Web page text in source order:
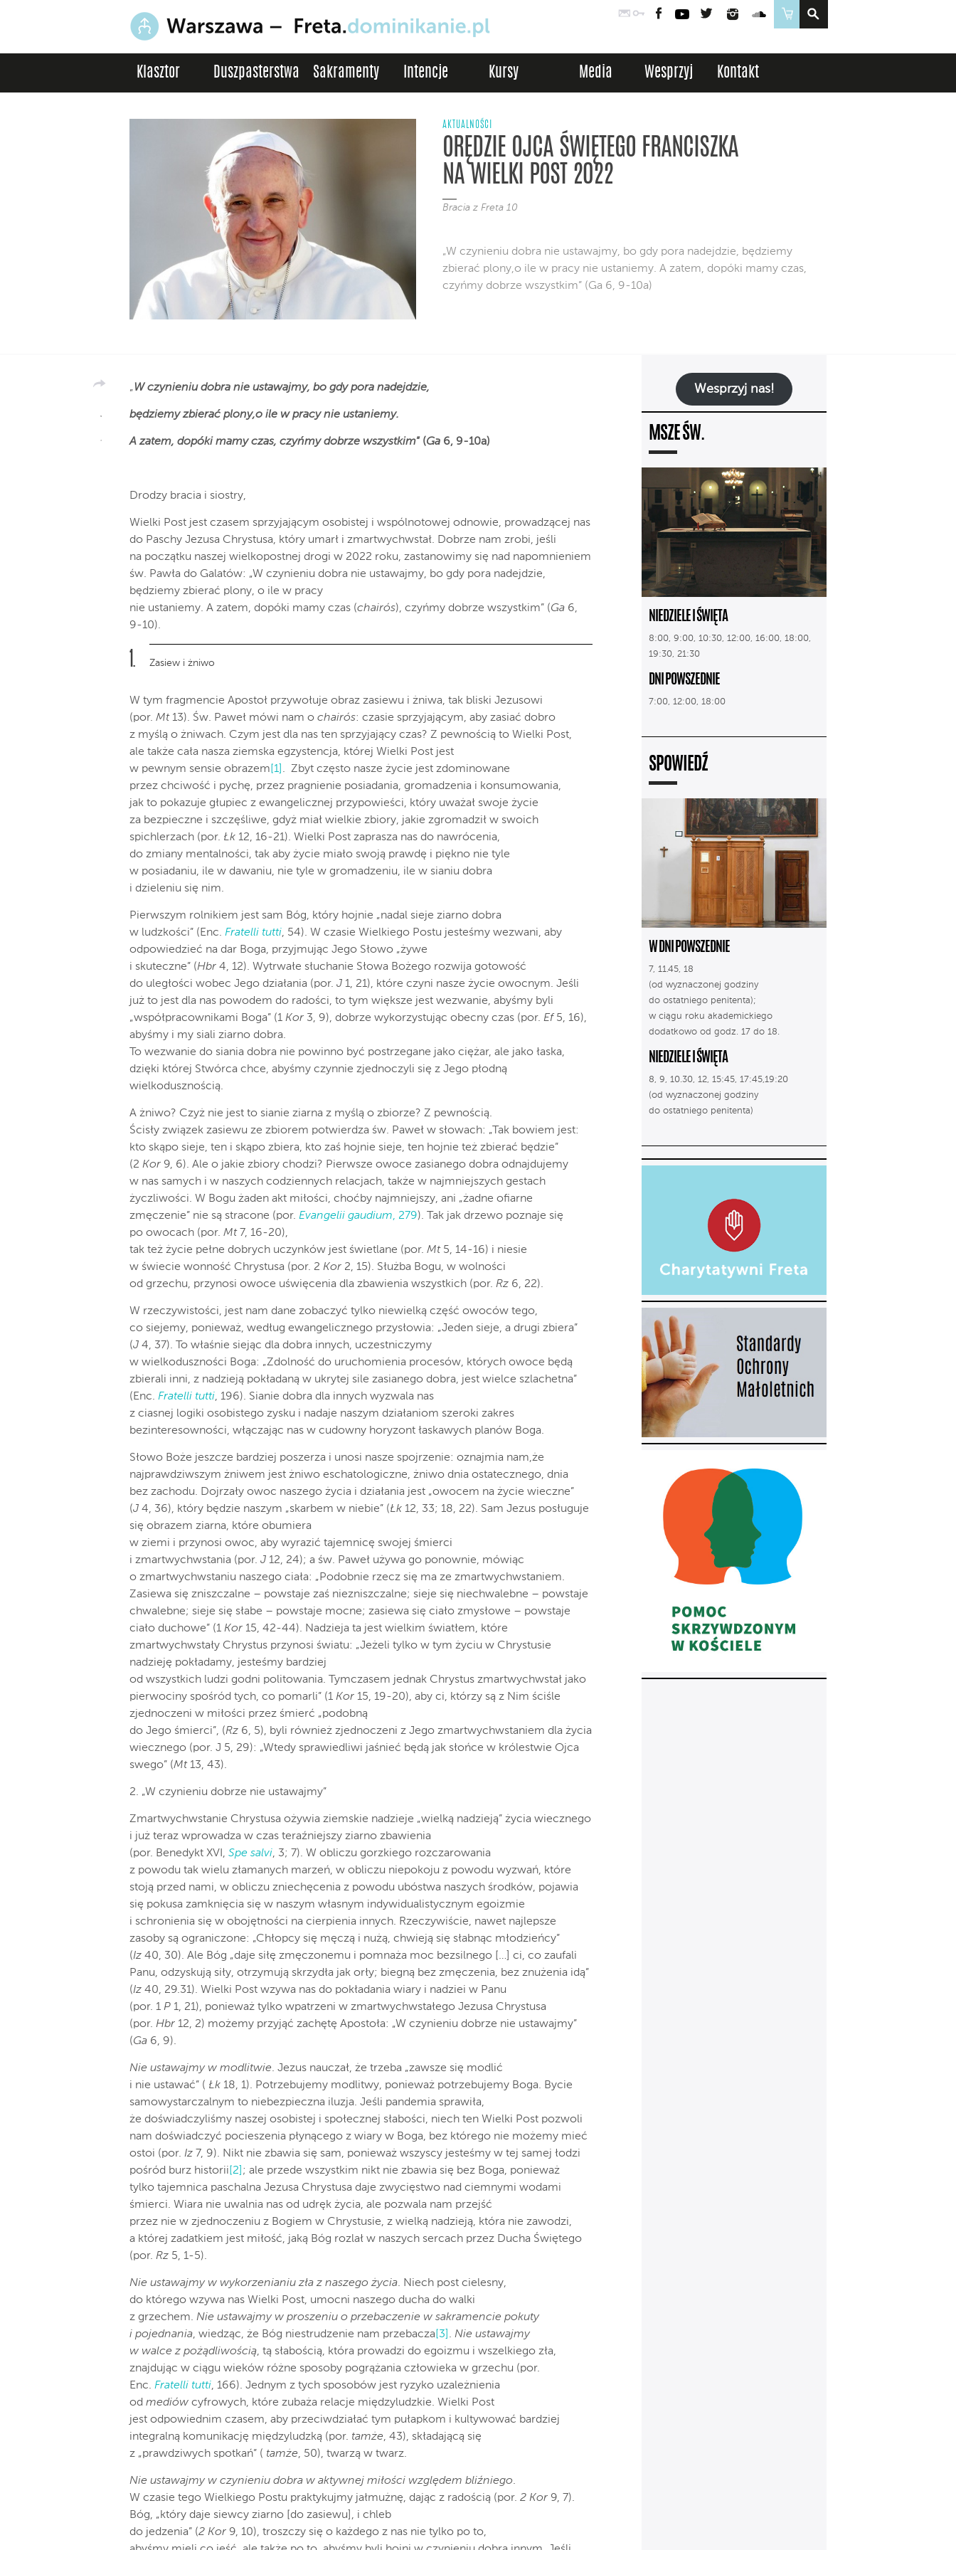
PocztaLogowanie
FacebookYouTubeTwitter InstagramSoundCloud
Sklep
Klasztor Duszpasterstwa Sakramenty Intencje Kursy Media Wesprzyj Kontakt
AKTUALNOŚCI
ORĘDZIE OJCA ŚWIĘTEGO FRANCISZKA
NA WIELKI POST 2022
Bracia z Freta 10
„W czynieniu dobra nie ustawajmy, bo gdy pora nadejdzie, będziemy
zbierać plony,o ile w pracy nie ustaniemy. A zatem, dopóki mamy czas,
czyńmy dobrze wszystkim” (Ga 6, 9-10a)
„W czynieniu dobra nie ustawajmy, bo gdy pora nadejdzie,
będziemy zbierać plony,o ile w pracy nie ustaniemy.
A zatem, dopóki mamy czas, czyńmy dobrze wszystkim” (Ga 6, 9-10a)
Drodzy bracia i siostry,
Wielki Post jest czasem sprzyjającym osobistej i wspólnotowej odnowie, prowadzącej nas
do Paschy Jezusa Chrystusa, który umarł i zmartwychwstał. Dobrze nam zrobi, jeśli
na początku naszej wielkopostnej drogi w 2022 roku, zastanowimy się nad napomnieniem
św. Pawła do Galatów: „W czynieniu dobra nie ustawajmy, bo gdy pora nadejdzie,
będziemy zbierać plony, o ile w pracy
nie ustaniemy. A zatem, dopóki mamy czas (chairós), czyńmy dobrze wszystkim” (Ga 6,
9-10).
Zasiew i żniwo
W tym fragmencie Apostoł przywołuje obraz zasiewu i żniwa, tak bliski Jezusowi
(por. Mt13). Św. Paweł mówi nam o chairós: czasie sprzyjającym, aby zasiać dobro
z myślą o żniwach. Czym jest dla nas ten sprzyjający czas? Z pewnością to Wielki Post,
ale także cała nasza ziemska egzystencja, której Wielki Post jest
w pewnym sensie obrazem [1] . Zbyt często nasze życie jest zdominowane
przez chciwość i pychę, przez pragnienie posiadania, gromadzenia i konsumowania,
jak to pokazuje głupiec z ewangelicznej przypowieści, który uważał swoje życie
za bezpieczne i szczęśliwe, gdyż miał wielkie zbiory, jakie zgromadził w swoich
spichlerzach (por. Łk 12, 16-21). Wielki Post zaprasza nas do nawrócenia,
do zmiany mentalności, tak aby życie miało swoją prawdę i piękno nie tyle
w posiadaniu, ile w dawaniu, nie tyle w gromadzeniu, ile w sianiu dobra
i dzieleniu się nim.
Pierwszym rolnikiem jest sam Bóg, który hojnie „nadal sieje ziarno dobra
w ludzkości” (Enc. Fratelli tutti, 54). W czasie Wielkiego Postu jesteśmy wezwani, aby
odpowiedzieć na dar Boga, przyjmując Jego Słowo „żywe
i skuteczne” (Hbr 4, 12). Wytrwałe słuchanie Słowa Bożego rozwija gotowość
do uległości wobec Jego działania (por. J 1, 21), które czyni nasze życie owocnym. Jeśli
już to jest dla nas powodem do radości, to tym większe jest wezwanie, abyśmy byli
„współpracownikami Boga” (1 Kor 3, 9), dobrze wykorzystując obecny czas (por. Ef 5, 16),
abyśmy i my siali ziarno dobra.
To wezwanie do siania dobra nie powinno być postrzegane jako ciężar, ale jako łaska,
dzięki której Stwórca chce, abyśmy czynnie zjednoczyli się z Jego płodną
wielkodusznością.
A żniwo? Czyż nie jest to sianie ziarna z myślą o zbiorze? Z pewnością.
Ścisły związek zasiewu ze zbiorem potwierdza św. Paweł w słowach: „Tak bowiem jest:
kto skąpo sieje, ten i skąpo zbiera, kto zaś hojnie sieje, ten hojnie też zbierać będzie”
(2 Kor 9, 6). Ale o jakie zbiory chodzi? Pierwsze owoce zasianego dobra odnajdujemy
w nas samych i w naszych codziennych relacjach, także w najmniejszych gestach
życzliwości. W Bogu żaden akt miłości, choćby najmniejszy, ani „żadne ofiarne
zmęczenie” nie są stracone (por. Evangelii gaudium, 279). Tak jak drzewo poznaje się
po owocach (por. Mt7, 16-20),
tak też życie pełne dobrych uczynków jest świetlane (por. Mt5, 14-16) i niesie
w świecie wonność Chrystusa (por. 2 Kor 2, 15). Służba Bogu, w wolności
od grzechu, przynosi owoce uświęcenia dla zbawienia wszystkich (por. Rz 6, 22).
W rzeczywistości, jest nam dane zobaczyć tylko niewielką część owoców tego,
co siejemy, ponieważ, według ewangelicznego przysłowia: „Jeden sieje, a drugi zbiera”
(J 4, 37). To właśnie siejąc dla dobra innych, uczestniczymy
w wielkoduszności Boga: „Zdolność do uruchomienia procesów, których owoce będą
zbierali inni, z nadzieją pokładaną w ukrytej sile zasianego dobra, jest wielce szlachetna”
(Enc. Fratelli tutti, 196). Sianie dobra dla innych wyzwala nas
z ciasnej logiki osobistego zysku i nadaje naszym działaniom szeroki zakres
bezinteresowności, włączając nas w cudowny horyzont łaskawych planów Boga.
Słowo Boże jeszcze bardziej poszerza i unosi nasze spojrzenie: oznajmia nam,że
najprawdziwszym żniwem jest żniwo eschatologiczne, żniwo dnia ostatecznego, dnia
bez zachodu. Dojrzały owoc naszego życia i działania jest „owocem na życie wieczne”
(J 4, 36), który będzie naszym „skarbem w niebie” (Łk 12, 33; 18, 22). Sam Jezus posługuje
się obrazem ziarna, które obumiera
w ziemi i przynosi owoc, aby wyrazić tajemnicę swojej śmierci
i zmartwychwstania (por. J 12, 24); a św. Paweł używa go ponownie, mówiąc
o zmartwychwstaniu naszego ciała: „Podobnie rzecz się ma ze zmartwychwstaniem.
Zasiewa się zniszczalne – powstaje zaś niezniszczalne; sieje się niechwalebne – powstaje
chwalebne; sieje się słabe – powstaje mocne; zasiewa się ciało zmysłowe – powstaje
ciało duchowe” (1 Kor 15, 42-44). Nadzieja ta jest wielkim światłem, które
zmartwychwstały Chrystus przynosi światu: „Jeżeli tylko w tym życiu w Chrystusie
nadzieję pokładamy, jesteśmy bardziej
od wszystkich ludzi godni politowania. Tymczasem jednak Chrystus zmartwychwstał jako
pierwociny spośród tych, co pomarli” (1 Kor 15, 19-20), aby ci, którzy są z Nim ściśle
zjednoczeni w miłości przez śmierć „podobną
do Jego śmierci”, (Rz 6, 5), byli również zjednoczeni z Jego zmartwychwstaniem dla życia
wiecznego (por. J 5, 29): „Wtedy sprawiedliwi jaśnieć będą jak słońce w królestwie Ojca
swego” (Mt 13, 43).
2. „W czynieniu dobrze nie ustawajmy”
Zmartwychwstanie Chrystusa ożywia ziemskie nadzieje „wielką nadzieją” życia wiecznego
i już teraz wprowadza w czas teraźniejszy ziarno zbawienia
(por. Benedykt XVI, Spe salvi, 3; 7). W obliczu gorzkiego rozczarowania
z powodu tak wielu złamanych marzeń, w obliczu niepokoju z powodu wyzwań, które
stoją przed nami, w obliczu zniechęcenia z powodu ubóstwa naszych środków, pojawia
się pokusa zamknięcia się w naszym własnym indywidualistycznym egoizmie
i schronienia się w obojętności na cierpienia innych. Rzeczywiście, nawet najlepsze
zasoby są ograniczone: „Chłopcy się męczą i nużą, chwieją się słabnąc młodzieńcy”
(Iz 40, 30). Ale Bóg „daje siłę zmęczonemu i pomnaża moc bezsilnego […] ci, co zaufali
Panu, odzyskują siły, otrzymują skrzydła jak orły; biegną bez zmęczenia, bez znużenia idą”
(Iz 40, 29.31). Wielki Post wzywa nas do pokładania wiary i nadziei w Panu
(por. 1 P 1, 21), ponieważ tylko wpatrzeni w zmartwychwstałego Jezusa Chrystusa
(por. Hbr 12, 2) możemy przyjąć zachętę Apostoła: „W czynieniu dobrze nie ustawajmy”
(Ga 6, 9).
Nie ustawajmy w modlitwie. Jezus nauczał, że trzeba „zawsze się modlić
i nie ustawać” ( Łk 18, 1). Potrzebujemy modlitwy, ponieważ potrzebujemy Boga. Bycie
samowystarczalnym to niebezpieczna iluzja. Jeśli pandemia sprawiła,
że doświadczyliśmy naszej osobistej i społecznej słabości, niech ten Wielki Post pozwoli
nam doświadczyć pocieszenia płynącego z wiary w Boga, bez którego nie możemy mieć
ostoi (por. Iz 7, 9). Nikt nie zbawia się sam, ponieważ wszyscy jesteśmy w tej samej łodzi
pośród burz historii [2] ; ale przede wszystkim nikt nie zbawia się bez Boga, ponieważ
tylko tajemnica paschalna Jezusa Chrystusa daje zwycięstwo nad ciemnymi wodami
śmierci. Wiara nie uwalnia nas od udręk życia, ale pozwala nam przejść
przez nie w zjednoczeniu z Bogiem w Chrystusie, z wielką nadzieją, która nie zawodzi,
a której zadatkiem jest miłość, jaką Bóg rozlał w naszych sercach przez Ducha Świętego
(por. Rz 5, 1-5).
Nie ustawajmy w wykorzenianiu zła z naszego życia. Niech post cielesny,
do którego wzywa nas Wielki Post, umocni naszego ducha do walki
z grzechem. Nie ustawajmy w proszeniu o przebaczenie w sakramencie pokuty
i pojednania, wiedząc, że Bóg niestrudzenie nam przebacza [3] . Nie ustawajmy
w walce z pożądliwością, tą słabością, która prowadzi do egoizmu i wszelkiego zła,
znajdując w ciągu wieków różne sposoby pogrążania człowieka w grzechu (por.
Enc. Fratelli tutti, 166). Jednym z tych sposobów jest ryzyko uzależnienia
od mediów cyfrowych, które zubaża relacje międzyludzkie. Wielki Post
jest odpowiednim czasem, aby przeciwdziałać tym pułapkom i kultywować bardziej
integralną komunikację międzyludzką (por. tamże, 43), składającą się
z „prawdziwych spotkań” ( tamże, 50), twarzą w twarz.
Nie ustawajmy w czynieniu dobra w aktywnej miłości względem bliźniego.
W czasie tego Wielkiego Postu praktykujmy jałmużnę, dając z radością (por. 2 Kor 9, 7).
Bóg, „który daje siewcy ziarno [do zasiewu], i chleb
do jedzenia” (2 Kor 9, 10), troszczy się o każdego z nas nie tylko po to,
Wesprzyj nas!
MSZE ŚW.
NIEDZIELE I ŚWIĘTA
8:00, 9:00, 10:30, 12:00, 16:00, 18:00,
19:30, 21:30
DNI POWSZEDNIE
7:00, 12:00, 18:00
SPOWIEDŹ
W DNI POWSZEDNIE
7, 11.45, 18
(od wyznaczonej godziny
do ostatniego penitenta);
w ciągu roku akademickiego
dodatkowo od godz. 17 do 18.
NIEDZIELE I ŚWIĘTA
8, 9, 10.30, 12, 15:45, 17:45,19:20
(od wyznaczonej godziny
do ostatniego penitenta)